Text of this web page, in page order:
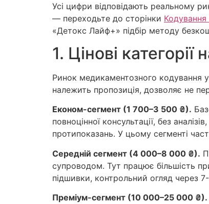
Усі цифри відповідають реальному
— переходьте до сторінки Кодування
«Детокс Лайф+» підбір методу
1. Цінові
Ринок медикаментозного кодування
належить пропозиція, дозволяє не
Економ-сегмент (1 700–3 500 ₴).
повноцінної консультації, без
протипоказань. У цьому сегменті
Середній сегмент (4 000–8 000 ₴).
супроводом. Тут працює більшість
підшивки, контрольний огляд через 7-
Преміум-сегмент (10 000–25 000 ₴).